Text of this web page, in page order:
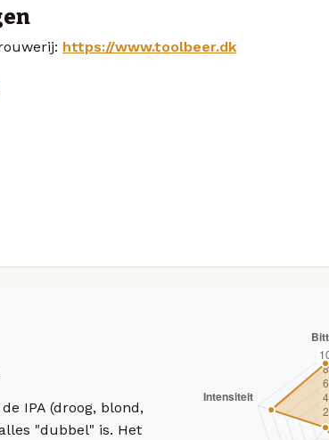
https://www.toolbeer.dk
IPA (droog, blond,
"dubbel" is. Het